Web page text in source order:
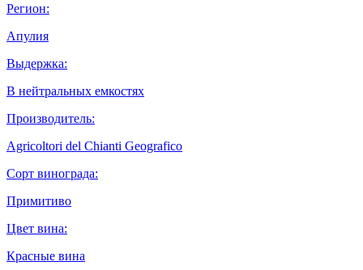
Регион:
Апулия
Выдержка:
В нейтральных емкостях
Производитель:
Agricoltori del Chianti Geografico
Сорт винограда:
Примитиво
Цвет вина:
Красные вина